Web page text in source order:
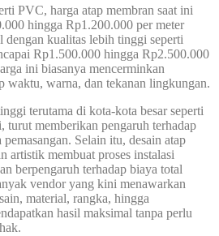
PVC, harga atap membran saat ini
hingga Rp1.200.000 per meter
dengan kualitas lebih tinggi seperti
Rp1.500.000 hingga Rp2.500.000
ini biasanya mencerminkan
waktu, warna, dan tekanan lingkungan.
terutama di kota-kota besar seperti
turut memberikan pengaruh terhadap
pemasangan. Selain itu, desain atap
artistik membuat proses instalasi
berpengaruh terhadap biaya total
vendor yang kini menawarkan
material, rangka, hingga
hasil maksimal tanpa perlu